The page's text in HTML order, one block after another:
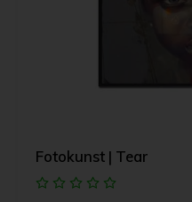
Fotokunst | Tear